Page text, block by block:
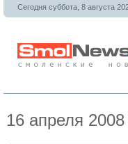
Сегодня суббота, 8 августа
16 апреля 2008